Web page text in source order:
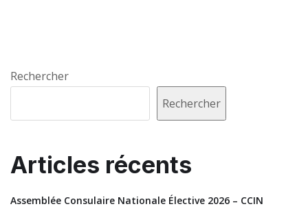
Rechercher
Rechercher
Articles récents
Assemblée Consulaire Nationale Élective 2026 – CCIN